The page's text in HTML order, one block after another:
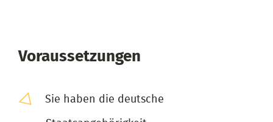
Voraussetzungen
Sie haben die deutsche